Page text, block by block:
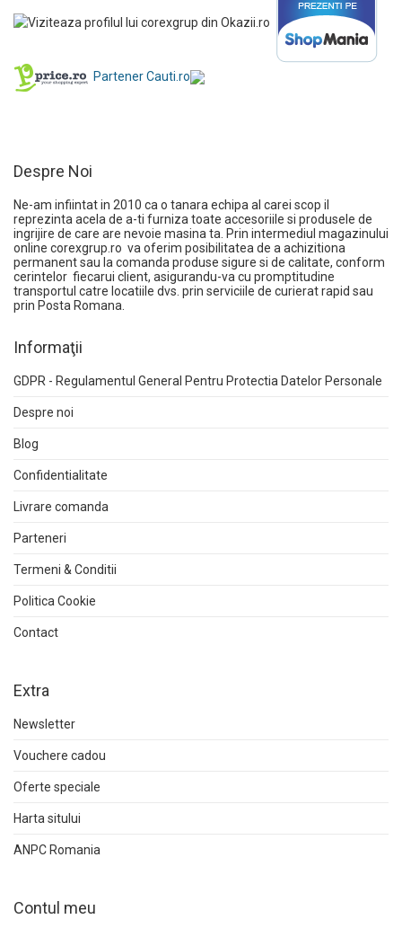
Partener Cauti.ro
Despre Noi
Ne-am infiintat in 2010 ca o tanara echipa al carei scop il
reprezinta acela de a-ti furniza toate accesoriile si produsele de
ingrijire de care are nevoie masina ta. Prin intermediul magazinului
online corexgrup.ro va oferim posibilitatea de a achizitiona
permanent sau la comanda produse sigure si de calitate, conform
cerintelor fiecarui client, asigurandu-va cu promptitudine
transportul catre locatiile dvs. prin serviciile de curierat rapid sau
prin Posta Romana.
Informaţii
GDPR - Regulamentul General Pentru Protectia Datelor Personale
Despre noi
Blog
Confidentialitate
Livrare comanda
Parteneri
Termeni & Conditii
Politica Cookie
Contact
Extra
Newsletter
Vouchere cadou
Oferte speciale
Harta sitului
ANPC Romania
Contul meu